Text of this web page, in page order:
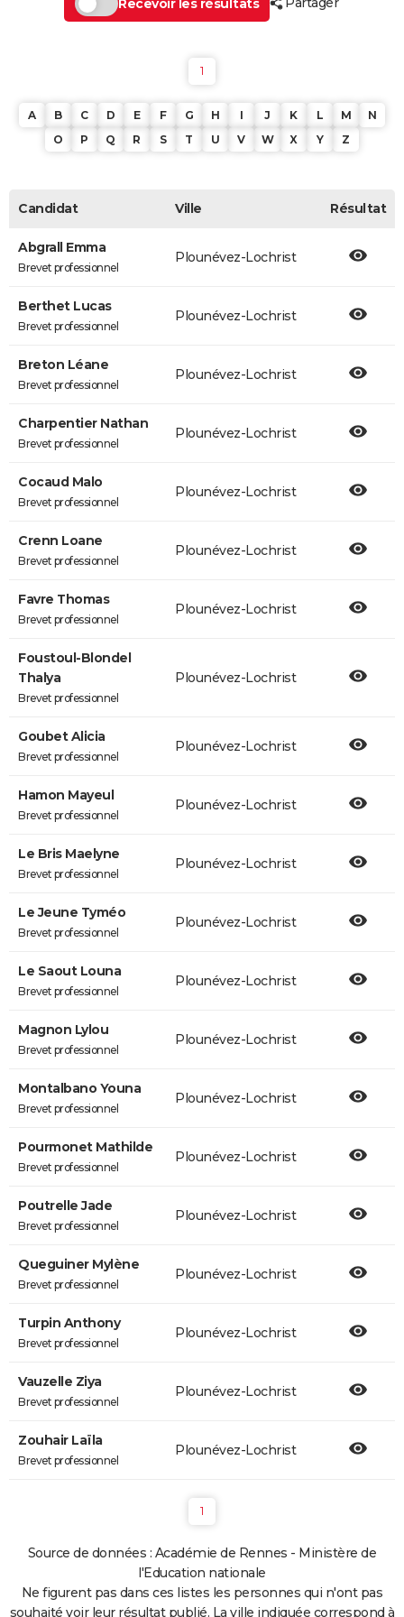
Recevoir les résultats
1
A B C D E F G H I J K L M
N
O
P Q R S T U V W X Y Z
Candidat Ville Résultat
Abgrall Emma
Brevet professionnel
Plounévez-Lochrist
Berthet Lucas
Brevet professionnel
Plounévez-Lochrist
Breton Léane
Brevet professionnel
Plounévez-Lochrist
Charpentier Nathan
Brevet professionnel
Plounévez-Lochrist
Cocaud Malo
Brevet professionnel
Plounévez-Lochrist
Crenn Loane
Brevet professionnel
Plounévez-Lochrist
Favre Thomas
Brevet professionnel
Plounévez-Lochrist
Foustoul-Blondel
Thalya
Brevet professionnel
Plounévez-Lochrist
Goubet Alicia
Brevet professionnel
Plounévez-Lochrist
Hamon Mayeul
Brevet professionnel
Plounévez-Lochrist
Le Bris Maelyne
Brevet professionnel
Plounévez-Lochrist
Le Jeune Tyméo
Brevet professionnel
Plounévez-Lochrist
Le Saout Louna
Brevet professionnel
Plounévez-Lochrist
Magnon Lylou
Brevet professionnel
Plounévez-Lochrist
Montalbano Youna
Brevet professionnel
Plounévez-Lochrist
Pourmonet Mathilde
Brevet professionnel
Plounévez-Lochrist
Poutrelle Jade
Brevet professionnel
Plounévez-Lochrist
Queguiner Mylène
Brevet professionnel
Plounévez-Lochrist
Turpin Anthony
Brevet professionnel
Plounévez-Lochrist
Vauzelle Ziya
Brevet professionnel
Plounévez-Lochrist
Zouhair Laïla
Brevet professionnel
Plounévez-Lochrist
1
Source de données : Académie de Rennes - Ministère de
l'Education nationale
Ne figurent pas dans ces listes les personnes qui n'ont pas
souhaité voir leur résultat publié. La ville indiquée correspond à